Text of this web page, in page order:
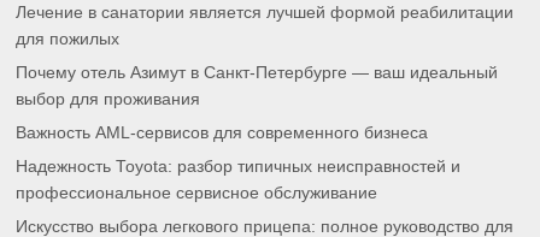
Лечение в санатории является лучшей формой реабилитации
для пожилых
Почему отель Азимут в Санкт-Петербурге — ваш идеальный
выбор для проживания
Важность AML-сервисов для современного бизнеса
Надежность Toyota: разбор типичных неисправностей и
профессиональное сервисное обслуживание
Искусство выбора легкового прицепа: полное руководство для